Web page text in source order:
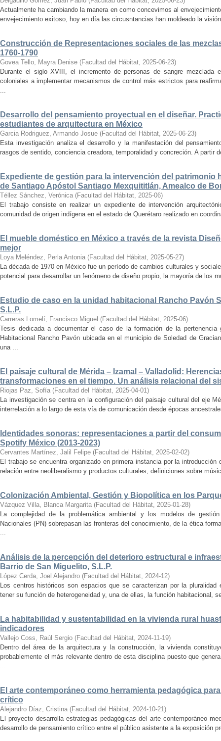
Actualmente ha cambiando la manera en como concevimos al
envejecimiento exitoso, hoy en día las circusntancias han moldeado la
Construcción de Representaciones sociales de las
1760-1790
Govea Tello, Mayra Denise (Facultad del Hábitat, 2025-06-23)
Durante el siglo XVIII, el incremento de personas de sangre
coloniales a implementar mecanismos de control más estrictos para
...
Desarrollo del pensamiento proyectual en el diseñar.
estudiantes de arquitectura en México
Garcia Rodriguez, Armando Josue (Facultad del Hábitat, 2025-06-23)
Esta investigación analiza el desarrollo y la manifestación del
rasgos de sentido, conciencia creadora, temporalidad y concreción. A partir
Expediente de gestión para la intervención del patrimonio
de Santiago Apóstol Santiago Mexquititlán, Amealco de
Téllez Sánchez, Verónica (Facultad del Hábitat, 2025-06)
El trabajo consiste en realizar un expediente de intervención
comunidad de origen indígena en el estado de Querétaro realizado en
El mueble doméstico en México a través de la revista
mejor
Loya Meléndez, Perla Antonia (Facultad del Hábitat, 2025-05-27)
La década de 1970 en México fue un período de cambios culturales y
potencial para desarrollar un fenómeno de diseño propio, la mayoría de los
Estudio de caso en la unidad habitacional Rancho Pavón
S.L.P.
Carreras Lomelí, Francisco Miguel (Facultad del Hábitat, 2025-06)
Tesis dedicada a documentar el caso de la formación de la
Habitacional Rancho Pavón ubicada en el municipio de Soledad de
una ...
El paisaje cultural de Mérida – Izamal – Valladolid:
transformaciones en el tiempo. Un análisis relacional del
Riojas Paz, Sofía (Facultad del Hábitat, 2025-04-01)
La investigación se centra en la configuración del paisaje cultural del eje
interrelación a lo largo de esta vía de comunicación desde épocas
Identidades sonoras: representaciones a partir del
Spotify México (2013-2023)
Cervantes Martínez, Jalil Felipe (Facultad del Hábitat, 2025-02-02)
El trabajo se encuentra organizado en primera instancia por la
relación entre neoliberalismo y productos culturales, definiciones sobre
Colonización Ambiental, Gestión y Biopolítica en los
Vázquez Villa, Blanca Margarita (Facultad del Hábitat, 2025-01-28)
La complejidad de la problemática ambiental y los modelos de
Nacionales (PN) sobrepasan las fronteras del conocimiento, de la ética
...
Análisis de la percepción del deterioro estructural e
Barrio de San Miguelito, S.L.P.
López Cerda, Joel Alejandro (Facultad del Hábitat, 2024-12)
Los centros históricos son espacios que se caracterizan por la
tener su función de heterogeneidad y, una de ellas, la función habitacional,
La habitabilidad y sustentabilidad en la vivienda rural
indicadores
Vallejo Coss, Raúl Sergio (Facultad del Hábitat, 2024-11-19)
Dentro del área de la arquitectura y la construcción, la vivienda
probablemente el más relevante dentro de esta disciplina puesto que
...
El arte contemporáneo como herramienta pedagógica
crítico
Alejandro Díaz, Cristina (Facultad del Hábitat, 2024-10-21)
El proyecto desarrolla estrategias pedagógicas del arte contemporáneo
desarrollo de pensamiento crítico entre el público asistente a la exposición